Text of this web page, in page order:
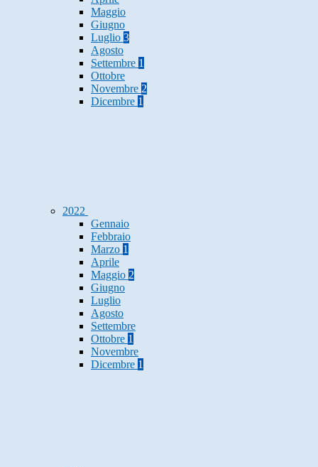
Maggio
Giugno
Luglio 3
Agosto
Settembre 1
Ottobre
Novembre 2
Dicembre 1
2022
Gennaio
Febbraio
Marzo 1
Aprile
Maggio 2
Giugno
Luglio
Agosto
Settembre
Ottobre 1
Novembre
Dicembre 1